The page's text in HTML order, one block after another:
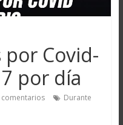
Covid-
por día
comentarios
Durante